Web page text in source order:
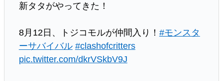
新タタがやってきた！
8月12日、トジコモルが仲間入り！ #モンスタ
ーサバイバル #clashofcritters
pic.twitter.com/dkrVSkbV9J